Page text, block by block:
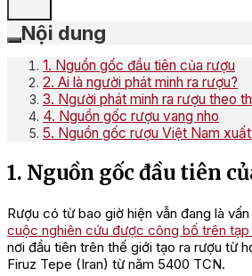
Nội dung
1. Nguồn gốc đầu tiên của rượu
2. Ai là người phát minh ra rượu?
3. Người phát minh ra rượu theo
4. Nguồn gốc rượu vang nho
5. Nguồn gốc rượu Việt Nam
1. Nguồn gốc đầu tiên
Rượu có từ bao giờ hiện vẫn đang là
cuộc nghiên cứu được công bố trên tạp
nơi đầu tiên trên thế giới tạo ra rượu từ
Firuz Tepe (Iran) từ năm 5400 TCN.